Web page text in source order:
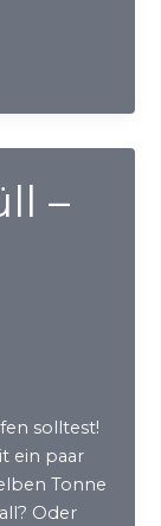
–
solltest!
ein paar
Tonne
Oder